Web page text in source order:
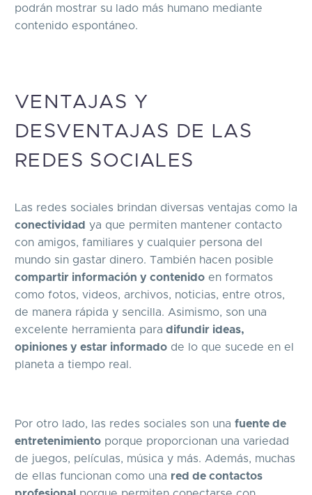
podrán mostrar su lado más humano mediante
contenido espontáneo.
VENTAJAS Y
DESVENTAJAS DE LAS
REDES SOCIALES
Las redes sociales brindan diversas ventajas como la
conectividad ya que permiten mantener contacto
con amigos, familiares y cualquier persona del
mundo sin gastar dinero. También hacen posible
compartir información y contenido en formatos
como fotos, videos, archivos, noticias, entre otros,
de manera rápida y sencilla. Asimismo, son una
excelente herramienta para difundir ideas,
opiniones y estar informado de lo que sucede en el
planeta a tiempo real.
Por otro lado, las redes sociales son una fuente de
entretenimiento porque proporcionan una variedad
de juegos, películas, música y más. Además, muchas
de ellas funcionan como una red de contactos